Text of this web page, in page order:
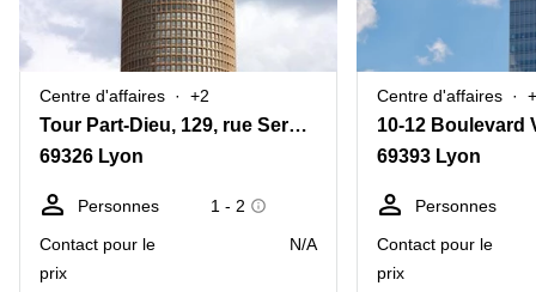
Centre d'affaires +2
Tour Part-Dieu, 129, rue Servient, Lyon Part-Dieu Cedex 3
69326 Lyon
Personnes
1 - 2
Contact pour le
prix
N/A
Centre d'affaires
69393 Lyon
Personnes
Contact pour le
prix